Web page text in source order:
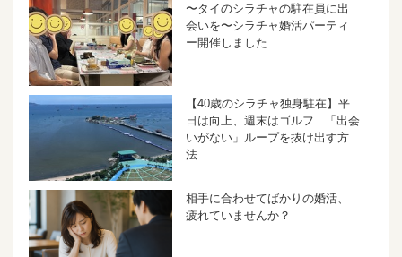
〜タイのシラチャの駐在員に出
会いを〜シラチャ婚活パーティ
ー開催しました
【40歳のシラチャ独身駐在】平
日は向上、週末はゴルフ...「出会
いがない」ループを抜け出す方
法
相手に合わせてばかりの婚活、
疲れていませんか？